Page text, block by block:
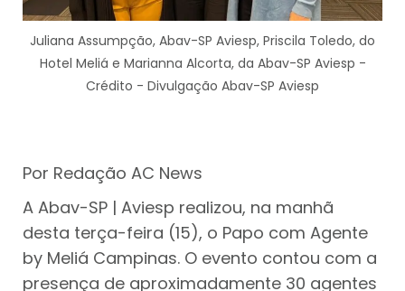
Juliana Assumpção, Abav-SP Aviesp, Priscila Toledo, do
Hotel Meliá e Marianna Alcorta, da Abav-SP Aviesp -
Crédito - Divulgação Abav-SP Aviesp
Por Redação AC News
A Abav-SP | Aviesp realizou, na manhã
desta terça-feira (15), o Papo com Agente
by Meliá Campinas. O evento contou com a
presença de aproximadamente 30 agentes